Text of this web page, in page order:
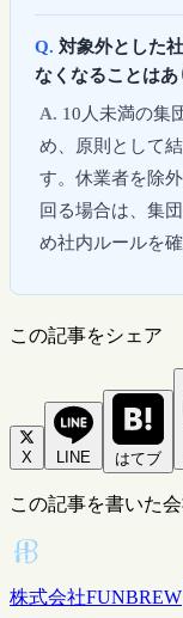
対象外とした
なくなることはあ
10人未満の集
め、原則として
す。休業者を除
回る場合は、集
め社内ルールを
この記事をシェア
X LINE はてブ
この記事を書いた
株式会社FUNBREW